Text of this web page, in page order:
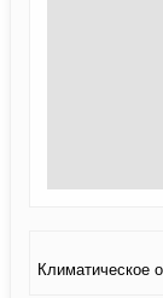
Климатичeское